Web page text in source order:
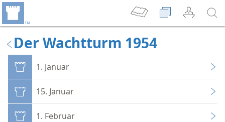
Der Wachtturm 1954
1. Januar
15. Januar
1. Februar